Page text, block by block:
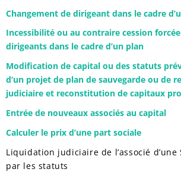
Changement de dirigeant dans le cadre
Incessibilité ou au contraire cession
dirigeants dans le cadre d’un plan
Modification de capital ou des statuts
d’un projet de plan de sauvegarde ou de
judiciaire et reconstitution de capitaux
Entrée de nouveaux associés au capital
Calculer le prix d’une part sociale
Liquidation judiciaire de l’associé
par les statuts